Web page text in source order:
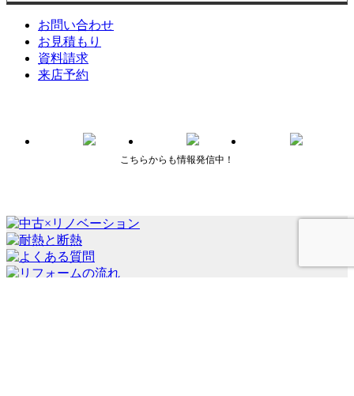
お問い合わせ
お見積もり
資料請求
来店予約
こちらからも情報発信中！